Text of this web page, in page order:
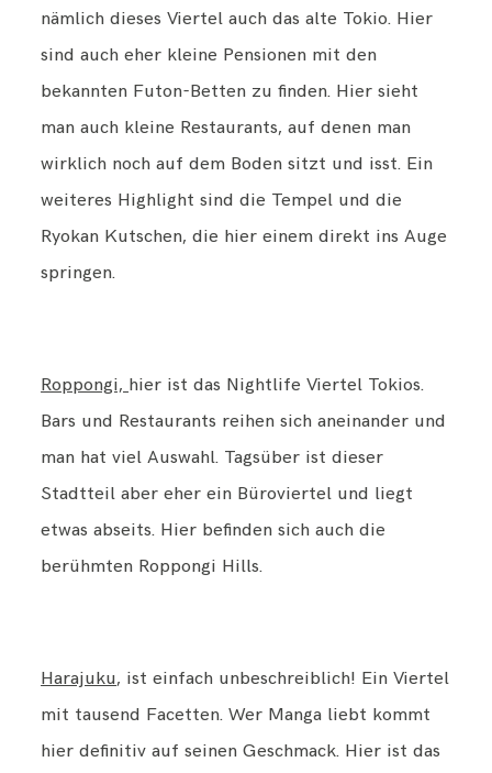
nämlich dieses Viertel auch das alte Tokio. Hier
sind auch eher kleine Pensionen mit den
bekannten Futon-Betten zu finden. Hier sieht
man auch kleine Restaurants, auf denen man
wirklich noch auf dem Boden sitzt und isst. Ein
weiteres Highlight sind die Tempel und die
Ryokan Kutschen, die hier einem direkt ins Auge
springen.
Roppongi, hier ist das Nightlife Viertel Tokios.
Bars und Restaurants reihen sich aneinander und
man hat viel Auswahl. Tagsüber ist dieser
Stadtteil aber eher ein Büroviertel und liegt
etwas abseits. Hier befinden sich auch die
berühmten Roppongi Hills.
Harajuku, ist einfach unbeschreiblich! Ein Viertel
mit tausend Facetten. Wer Manga liebt kommt
hier definitiv auf seinen Geschmack. Hier ist das